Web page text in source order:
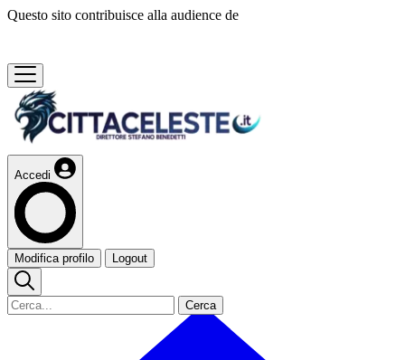
Questo sito contribuisce alla audience de
Accedi
Modifica profilo Logout
Cerca